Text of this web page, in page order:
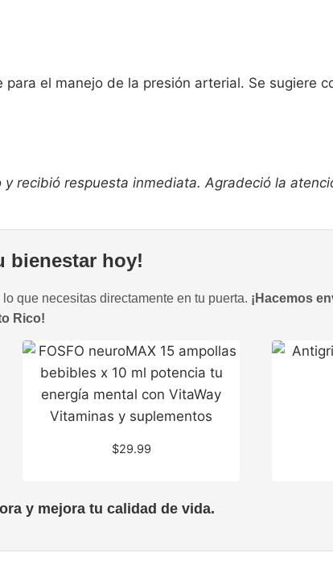
el manejo de la presión arterial. Se sugiere
recibió respuesta inmediata. Agradeció la
bienestar hoy!
que necesitas directamente en tu puerta. ¡Hacemos
Rico!
$29.99
y mejora tu calidad de vida.